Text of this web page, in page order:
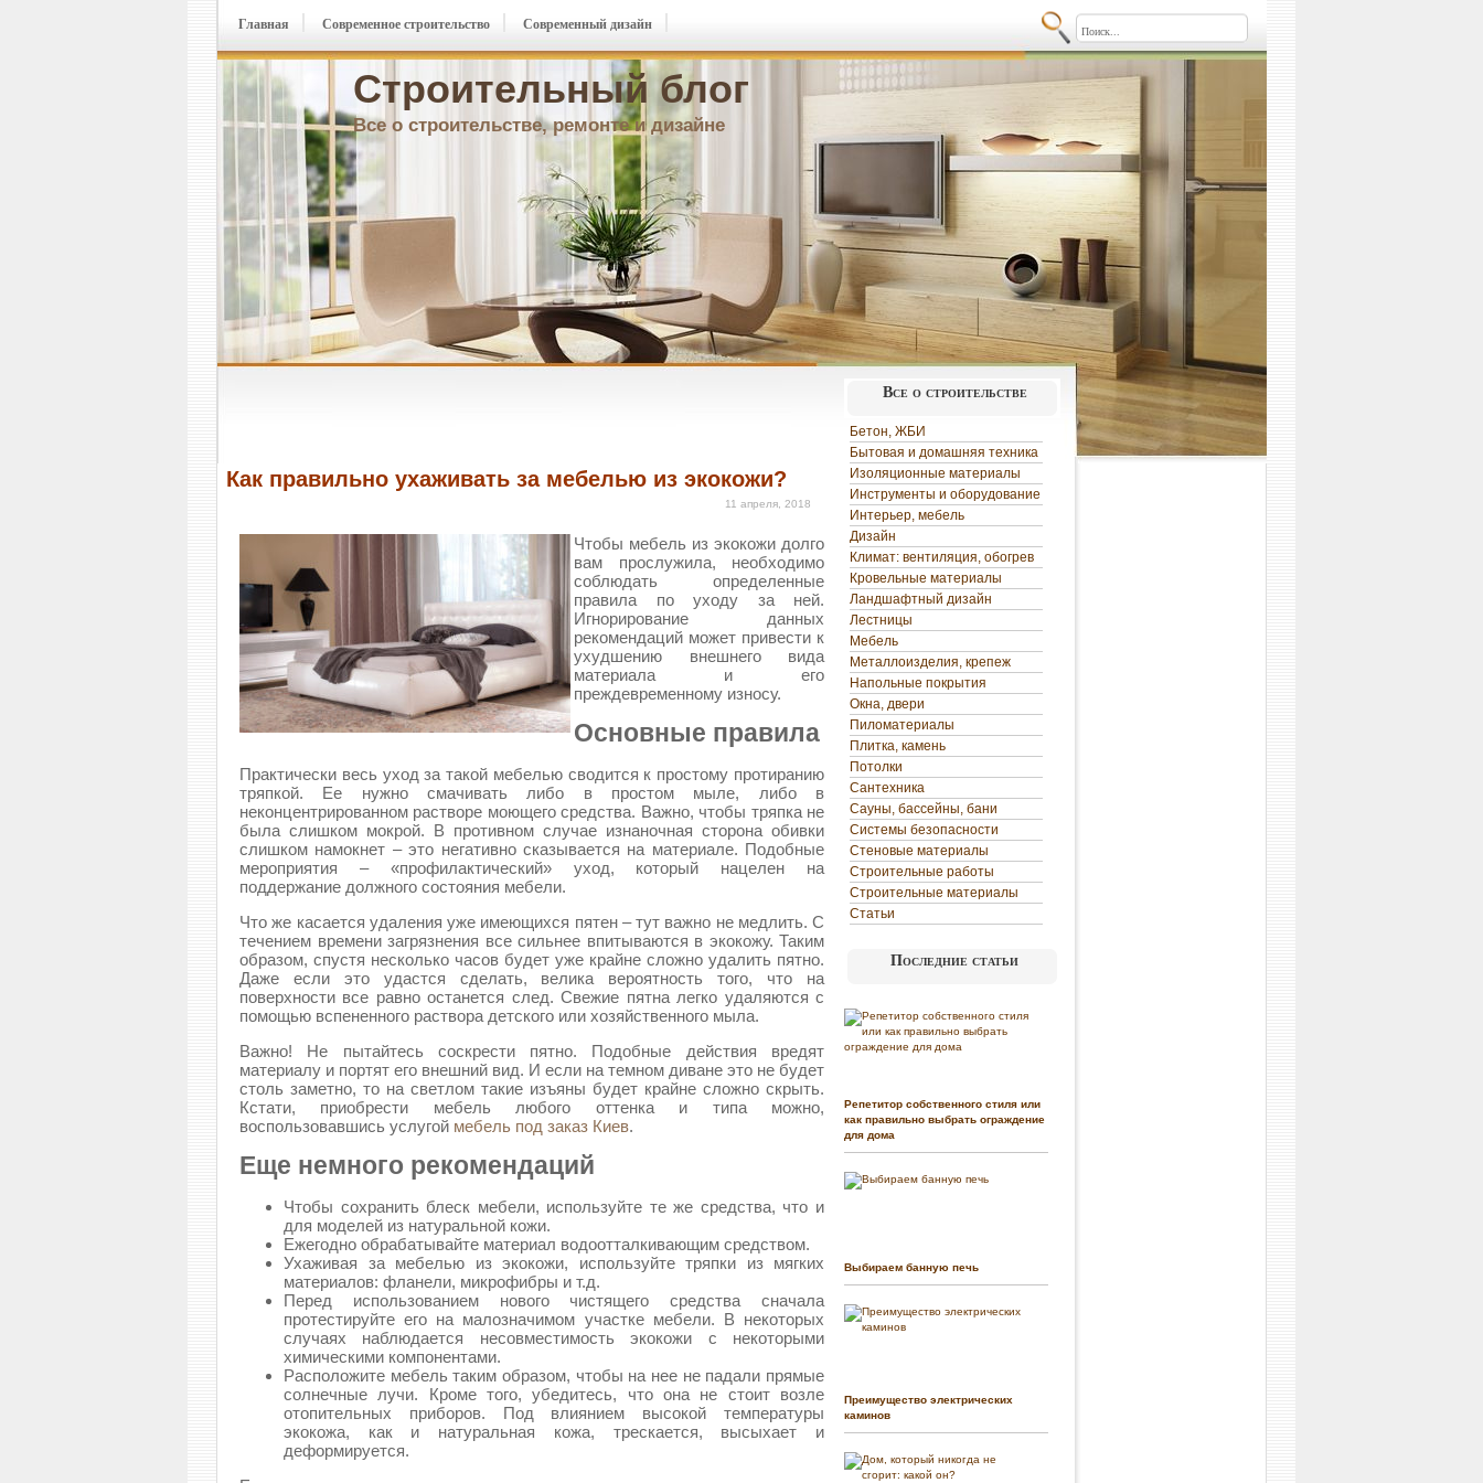
Строительный блог
Все о строительстве, ремонте и дизайне
Главная Современное строительство Современный дизайн
Как правильно ухаживать за мебелью из экокожи?
11 апреля, 2018
Чтобы мебель из экокожи долго
вам прослужила, необходимо
соблюдать определенные
правила по уходу за ней.
Игнорирование данных
рекомендаций может привести к
ухудшению внешнего вида
материала и его
преждевременному износу.
Основные правила
Практически весь уход за такой мебелью сводится к простому протиранию
тряпкой. Ее нужно смачивать либо в простом мыле, либо в
неконцентрированном растворе моющего средства. Важно, чтобы тряпка не
была слишком мокрой. В противном случае изнаночная сторона обивки
слишком намокнет – это негативно сказывается на материале. Подобные
мероприятия – «профилактический» уход, который нацелен на
поддержание должного состояния мебели.
Что же касается удаления уже имеющихся пятен – тут важно не медлить. С
течением времени загрязнения все сильнее впитываются в экокожу. Таким
образом, спустя несколько часов будет уже крайне сложно удалить пятно.
Даже если это удастся сделать, велика вероятность того, что на
поверхности все равно останется след. Свежие пятна легко удаляются с
помощью вспененного раствора детского или хозяйственного мыла.
Важно! Не пытайтесь соскрести пятно. Подобные действия вредят
материалу и портят его внешний вид. И если на темном диване это не будет
столь заметно, то на светлом такие изъяны будет крайне сложно скрыть.
Кстати, приобрести мебель любого оттенка и типа можно,
воспользовавшись услугой мебель под заказ Киев.
Еще немного рекомендаций
Чтобы сохранить блеск мебели, используйте те же средства, что и
для моделей из натуральной кожи.
Ежегодно обрабатывайте материал водоотталкивающим средством.
Ухаживая за мебелью из экокожи, используйте тряпки из мягких
материалов: фланели, микрофибры и т.д.
Перед использованием нового чистящего средства сначала
протестируйте его на малозначимом участке мебели. В некоторых
случаях наблюдается несовместимость экокожи с некоторыми
химическими компонентами.
Расположите мебель таким образом, чтобы на нее не падали прямые
солнечные лучи. Кроме того, убедитесь, что она не стоит возле
отопительных приборов. Под влиянием высокой температуры
экокожа, как и натуральная кожа, трескается, высыхает и
деформируется.
Все о строительстве
Бетон, ЖБИ
Бытовая и домашняя техника
Изоляционные материалы
Инструменты и оборудование
Интерьер, мебель
Дизайн
Климат: вентиляция, обогрев
Кровельные материалы
Ландшафтный дизайн
Лестницы
Мебель
Металлоизделия, крепеж
Напольные покрытия
Окна, двери
Пиломатериалы
Плитка, камень
Потолки
Сантехника
Сауны, бассейны, бани
Системы безопасности
Стеновые материалы
Строительные работы
Строительные материалы
Статьи
Последние статьи
Репетитор собственного стиля или
как правильно выбрать ограждение
для дома
Выбираем банную печь
Преимущество электрических
каминов